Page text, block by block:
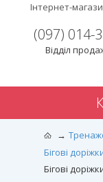
Інтернет-
(097) 014-
Відділ
Бігові
Бігові